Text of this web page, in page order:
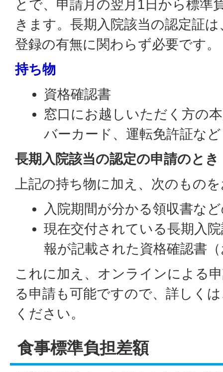
とで、申請月の翌月1日から標準
きます。長期入院該当の認定証
登録の有無に関わらず必要です。
持ち物
資格確認書
窓口にお越しいただく方の
バーカード、運転免許証な
長期入院該当の認定の申請のとき
上記の持ち物に加え、次のもの
入院期間が分かる領収書な
現在交付されている長期入
報が記載された資格確認書
これに加え、オンラインによる
る申請も可能ですので、詳しく
ください。
食事標準負担差額